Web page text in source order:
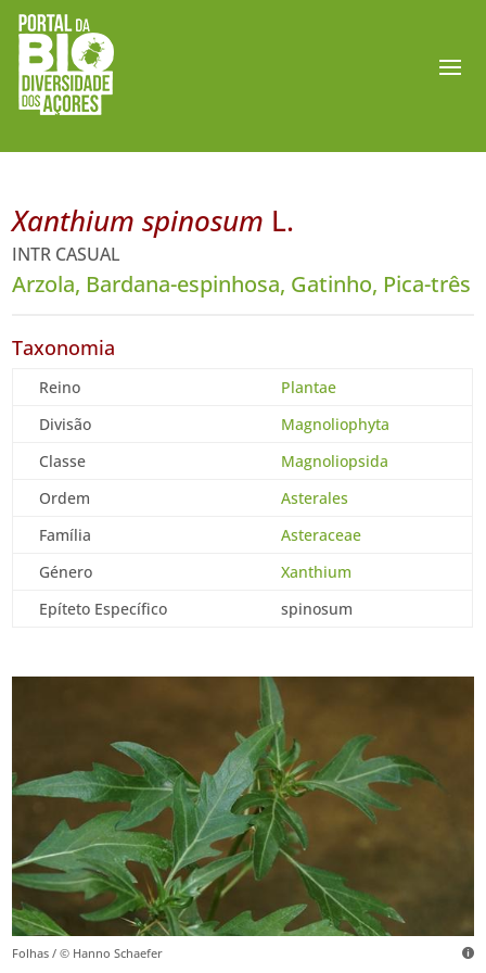
Xanthium spinosum L.
INTR CASUAL
Arzola, Bardana-espinhosa, Gatinho, Pica-três
Taxonomia
Reino
Plantae
Divisão
Magnoliophyta
Classe
Magnoliopsida
Ordem
Asterales
Família
Asteraceae
Género
Xanthium
Epíteto Específico
spinosum
Folhas / © Hanno Schaefer